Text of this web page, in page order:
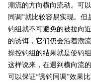
潮流的方向横向流动。可
同调”就比较容易实现。但
钓组就不可避免的被拉向
的诱饵，它们仍会沿着潮
操控钓组的结果就是使钓
这样说来，在遇到横向流
可以保证“诱钓同调”效果